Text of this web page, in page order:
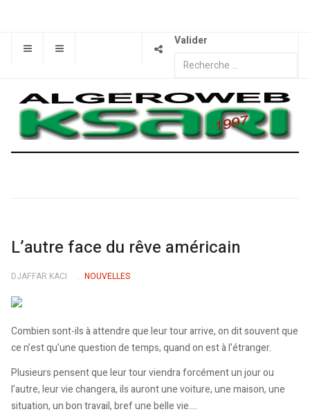
Valider
L’autre face du rêve américain
DJAFFAR KACI NOUVELLES
Combien sont-ils à attendre que leur tour arrive, on dit souvent que
ce n’est qu’une question de temps, quand on est à l’étranger.
Plusieurs pensent que leur tour viendra forcément un jour ou
l’autre, leur vie changera, ils auront une voiture, une maison, une
situation, un bon travail, bref une belle vie....